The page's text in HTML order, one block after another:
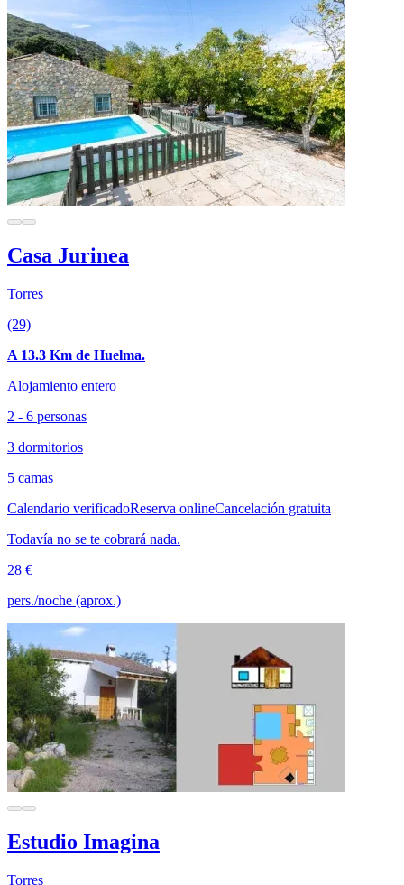
Casa Jurinea
Torres
(29)
A 13.3 Km de Huelma.
Alojamiento entero
2 - 6 personas
3 dormitorios
5 camas
Calendario verificadoReserva onlineCancelación gratuita
Todavía no se te cobrará nada.
28 €
pers./noche (aprox.)
Estudio Imagina
Torres